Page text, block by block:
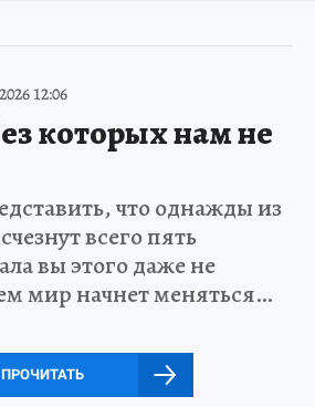
12:06
которых нам не
что однажды из
всего пять
вы этого даже не
мир начнет меняться…
ПРОЧИТАТЬ